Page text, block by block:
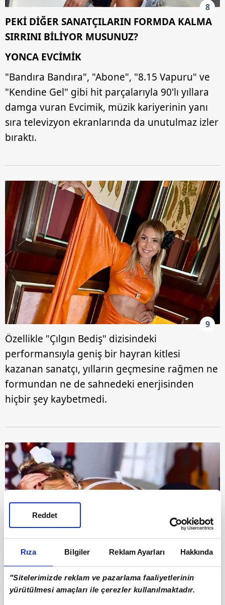
Rıza Bilgiler Reklam Ayarları Hakkında
"Sitelerimizde reklam ve pazarlama faaliyetlerinin
yürütülmesi amaçları ile çerezler kullanılmaktadır.
Reddet
8
PEKİ DİĞER SANATÇILARIN FORMDA KALMA
SIRRINI BİLİYOR MUSUNUZ?
YONCA EVCİMİK
"Bandıra Bandıra", "Abone", "8.15 Vapuru" ve
"Kendine Gel" gibi hit parçalarıyla 90'lı yıllara
damga vuran Evcimik, müzik kariyerinin yanı
sıra televizyon ekranlarında da unutulmaz izler
bıraktı.
9
Özellikle "Çılgın Bediş" dizisindeki
performansıyla geniş bir hayran kitlesi
kazanan sanatçı, yılların geçmesine rağmen ne
formundan ne de sahnedeki enerjisinden
hiçbir şey kaybetmedi.